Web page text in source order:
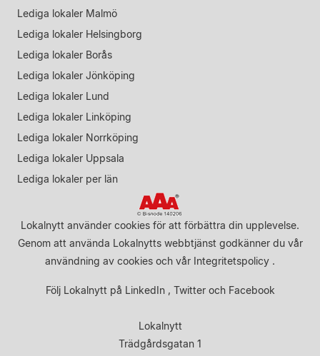
Lediga lokaler Malmö
Lediga lokaler Helsingborg
Lediga lokaler Borås
Lediga lokaler Jönköping
Lediga lokaler Lund
Lediga lokaler Linköping
Lediga lokaler Norrköping
Lediga lokaler Uppsala
Lediga lokaler per län
Lokalnytt använder cookies för att förbättra din upplevelse.
Genom att använda Lokalnytts webbtjänst godkänner du vår
användning av cookies och vår Integritetspolicy .
Följ Lokalnytt på LinkedIn, Twitteroch Facebook
Lokalnytt
Trädgårdsgatan 1